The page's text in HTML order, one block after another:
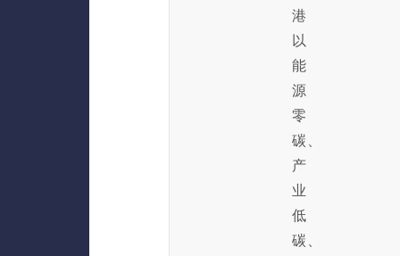
港
以
能
源
零
碳、
产
业
低
碳、